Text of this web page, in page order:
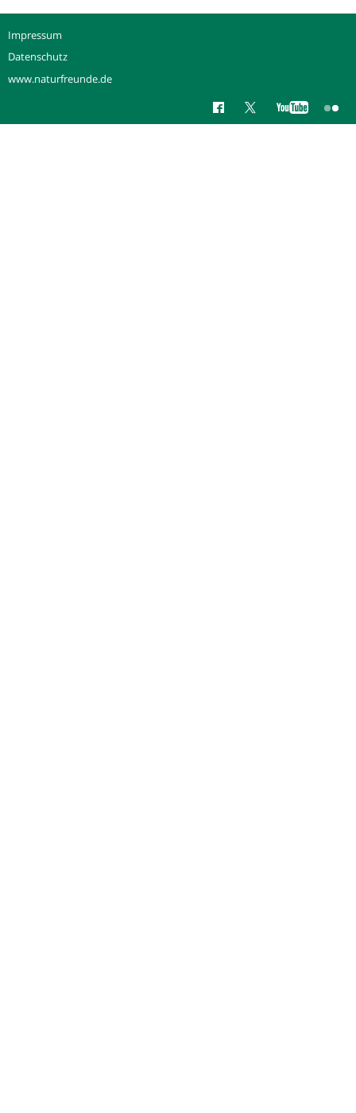
Impressum
Datenschutz
www.naturfreunde.de